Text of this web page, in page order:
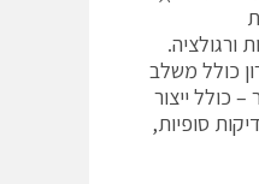
ורגולציה.
כולל משלב
– כולל ייצור
סופיות,